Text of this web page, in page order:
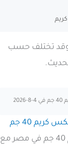
وقد تختلف حسب
كريم 40 جم
تعرف على بدائل ثرومبكس كريم 40 جم في مصر مع